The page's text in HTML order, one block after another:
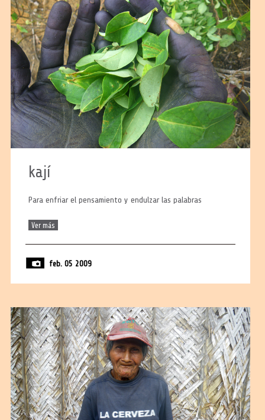
kají
Para enfriar el pensamiento y endulzar las palabras
Ver más
feb. 05 2009